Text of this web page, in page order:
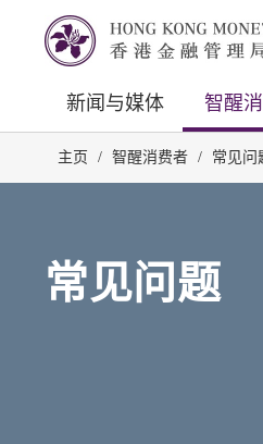
新闻与媒体 智醒
主页 / 智醒消费者 / 常见问
常见问题